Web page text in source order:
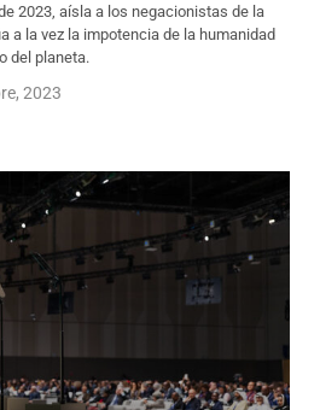
2023, aísla a los negacionistas de la
a la vez la impotencia de la humanidad
del planeta.
2023